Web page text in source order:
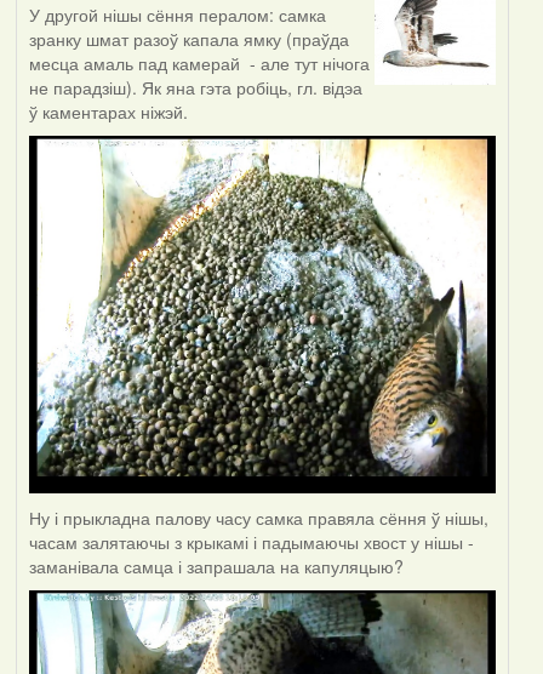
У другой нішы сёння пералом: самка
зранку шмат разоў капала ямку (праўда
месца амаль пад камерай - але тут нічога
не парадзіш). Як яна гэта робіць, гл. відэа
ў каментарах ніжэй.
Ну і прыкладна палову часу самка правяла сёння ў нішы,
часам залятаючы з крыкамі і падымаючы хвост у нішы -
заманівала самца і запрашала на капуляцыю?